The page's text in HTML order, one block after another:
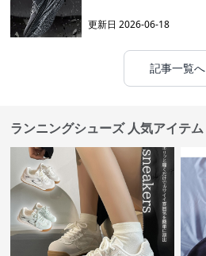
更新日2026-06-18
記事一覧へ
ランニングシューズ 人気アイテム